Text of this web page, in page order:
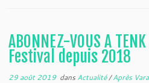
ABONNEZ-VOUS A
Festival depuis 2018
29 août 2019 dans Actualité/Après